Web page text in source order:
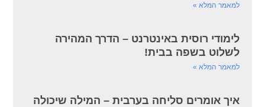
למאמר המלא »
לימודי רוסית באינטרנט – הדרך המהירה
לשלוט בשפה בבית!
למאמר המלא »
איך אומרים סליחה בערבית – המילה שיכולה